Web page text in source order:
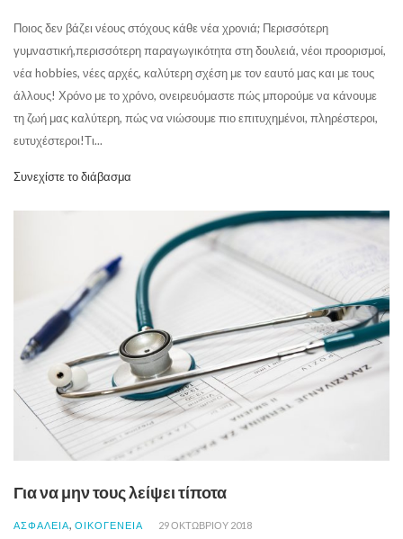
Ποιος δεν βάζει νέους στόχους κάθε νέα χρονιά; Περισσότερη
γυμναστική,περισσότερη παραγωγικότητα στη δουλειά, νέοι προορισμοί,
νέα hobbies, νέες αρχές, καλύτερη σχέση με τον εαυτό μας και με τους
άλλους! Χρόνο με το χρόνο, ονειρευόμαστε πώς μπορούμε να κάνουμε
τη ζωή μας καλύτερη, πώς να νιώσουμε πιο επιτυχημένοι, πληρέστεροι,
ευτυχέστεροι!Τι...
Συνεχίστε το διάβασμα
Για να μην τους λείψει τίποτα
ΑΣΦΑΛΕΙΑ, ΟΙΚΟΓΕΝΕΙΑ 29 ΟΚΤΩΒΡΊΟΥ 2018